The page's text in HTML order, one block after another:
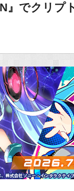
』でクリ